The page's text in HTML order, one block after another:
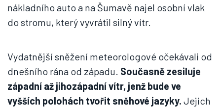
nákladního auto a na Šumavě najel osobní vlak
do stromu, který vyvrátil silný vítr.
Vydatnější sněžení meteorologové očekávali od
dnešního rána od západu. Současně zesiluje
západní až jihozápadní vítr, jenž bude ve
vyšších polohách tvořit sněhové jazyky. Jejich